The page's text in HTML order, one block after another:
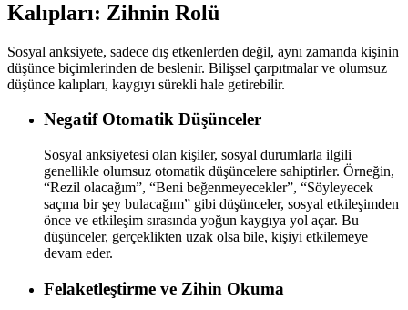
Kalıpları: Zihnin Rolü
Sosyal anksiyete, sadece dış etkenlerden değil, aynı zamanda kişinin
düşünce biçimlerinden de beslenir. Bilişsel çarpıtmalar ve olumsuz
düşünce kalıpları, kaygıyı sürekli hale getirebilir.
Negatif Otomatik Düşünceler
Sosyal anksiyetesi olan kişiler, sosyal durumlarla ilgili
genellikle olumsuz otomatik düşüncelere sahiptirler. Örneğin,
“Rezil olacağım”, “Beni beğenmeyecekler”, “Söyleyecek
saçma bir şey bulacağım” gibi düşünceler, sosyal etkileşimden
önce ve etkileşim sırasında yoğun kaygıya yol açar. Bu
düşünceler, gerçeklikten uzak olsa bile, kişiyi etkilemeye
devam eder.
Felaketleştirme ve Zihin Okuma